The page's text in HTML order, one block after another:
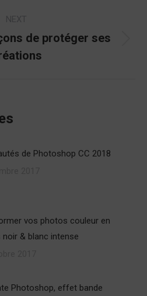
post:
de protéger ses
de Photoshop CC 2018
vos photos couleur en
& blanc intense
Photoshop, effet bande